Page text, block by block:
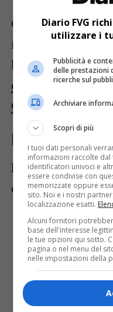
Gli interessati
inviando il
lunedì 16
dedicato della
Giulia .
Le aziende
Le imprese
di San Vito al
Alta(cucine
Astercoop
Bormioli
farmaceutico)
Diario FVG
utilizzare i
Pubblicità e
delle prestazioni
ricerche sul
Archiviare
Scopri di più
I tuoi dati personali
informazioni raccolte
identificatori univoci e
essere condivise con
memorizzate oppure
sito. Noi e i nostri
localizzazione esatti.
Alcuni fornitori
base dell'interesse
le tue opzioni qui sotto.
pagina o nel menu del
nelle impostazioni della